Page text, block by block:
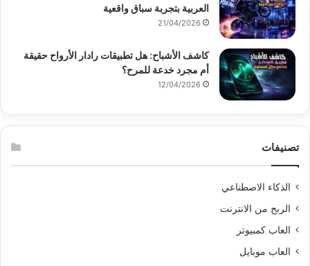
العربية بتجربة سباق واقعية
21/04/2026
كاشف الأشباح: هل تطبيقات رادار الأرواح حقيقة
أم مجرد خدعة للمرح؟
12/04/2026
تصنيفات
الذكاء الاصطناعي
الربح من الانترنت
العاب كمبيوتر
العاب موبايل